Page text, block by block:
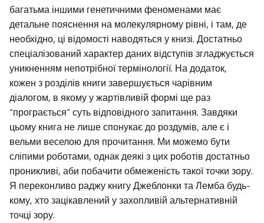
багатьма іншими генетичними феноменами має
детальне пояснення на молекулярному рівні, і там, де
необхідно, ці відомості наводяться у книзі. Достатньо
спеціалізований характер даних відступів згладжується
уникненням непотрібної термінології. На додаток,
кожен з розділів книги завершується чарівним
діалогом, в якому у жартівливій формі ще раз
“програється” суть відповідного запитання. Завдяки
цьому книга не лише спонукає до роздумів, але є і
вельми веселою для прочитання. Ми можемо бути
сліпими роботами, однак деякі з цих роботів достатньо
проникливі, аби побачити обмеженість такої точки зору.
Я переконливо раджу книгу Джеблонки та Лемба будь-
кому, хто зацікавлений у захопливій альтернативній
точці зору.